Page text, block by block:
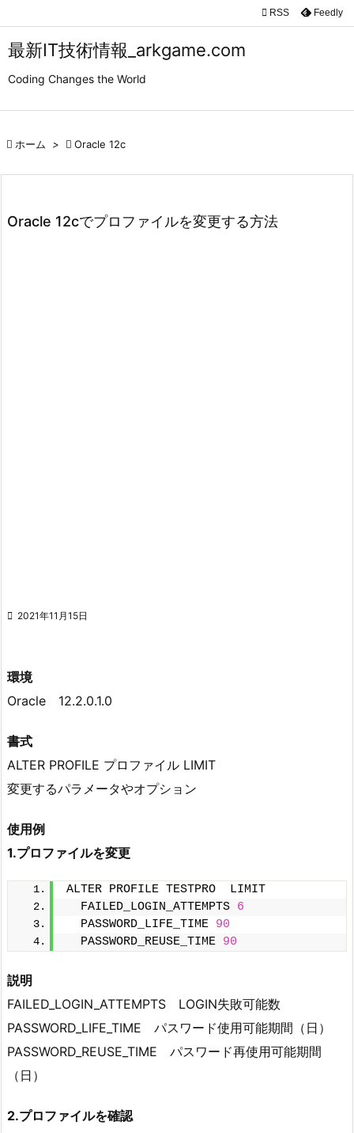
最新IT技術情報_arkgame.com
Coding Changes the World


 RSS Feedly
 ホーム >  Oracle 12c
Oracle 12cでプロファイルを変更する方法
 2021年11月15日
環境
Oracle 12.2.0.1.0
書式
ALTER PROFILE プロファイル LIMIT
変更するパラメータやオプション
使用例
1.プロファイルを変更
ALTER PROFILE TESTPRO  LIMIT
  FAILED_LOGIN_ATTEMPTS
6
  PASSWORD_LIFE_TIME
90
  PASSWORD_REUSE_TIME
90
説明
FAILED_LOGIN_ATTEMPTS LOGIN失敗可能数
PASSWORD_LIFE_TIME パスワード使用可能期間（日）
PASSWORD_REUSE_TIME パスワード再使用可能期間
（日）
2.プロファイルを確認